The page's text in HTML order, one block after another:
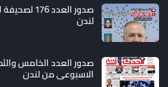
صدور العدد
لندن
صدور العدد الخامس
الاسبوعي من لندن